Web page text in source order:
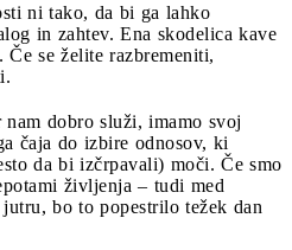
ni tako, da bi ga lahko
in zahtev. Ena skodelica kave
se želite razbremeniti,
dobro služi, imamo svoj
čaja do izbire odnosov, ki
da bi izčrpavali) moči. Če smo
življenja – tudi med
bo to popestrilo težek dan